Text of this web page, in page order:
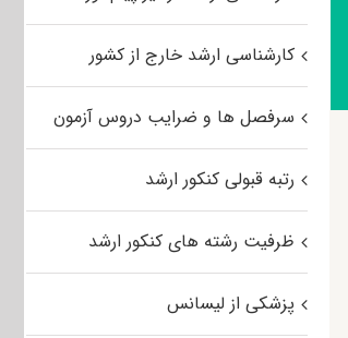
کارشناسی ارشد خارج از کشور
سرفصل ها و ضرایب دروس آزمون
رتبه قبولی کنکور ارشد
ظرفیت رشته های کنکور ارشد
پزشکی از لیسانس